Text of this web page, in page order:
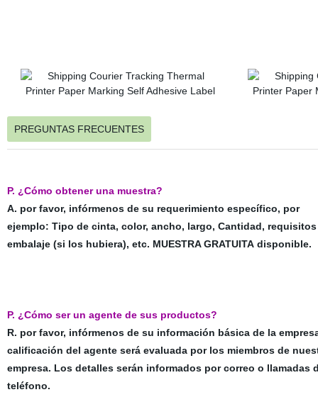
PREGUNTAS FRECUENTES
P. ¿Cómo obtener una muestra?
A. por favor, infórmenos de su requerimiento específico, por
ejemplo: Tipo de cinta, color, ancho, largo, Cantidad, requisitos
embalaje (si los hubiera), etc. MUESTRA GRATUITA disponible.
P. ¿Cómo ser un agente de sus productos?
R. por favor, infórmenos de su información básica de la
calificación del agente será evaluada por los miembros de
empresa. Los detalles serán informados por correo o llamadas
teléfono.